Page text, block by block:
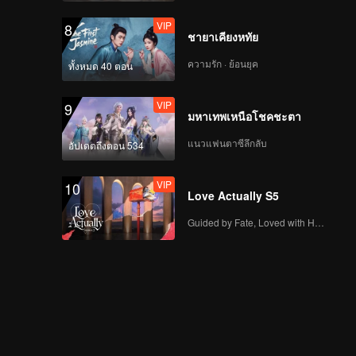
8
ทั้งหมด 40 ตอน
VIP
ชายาเคียงหทัย
ความรัก · ย้อนยุค
9
อัปเดตถึงตอน 534
VIP
มหาเทพเหนือโชคชะตา
แนวแฟนตาซีลึกลับ
10 VIP
Love Actually S5